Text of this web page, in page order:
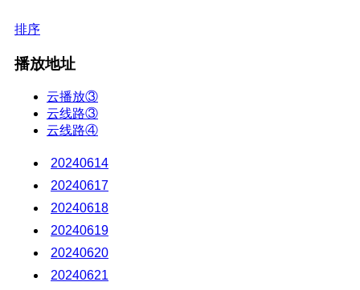
排序
播放地址
云播放③
云线路③
云线路④
20240614
20240617
20240618
20240619
20240620
20240621